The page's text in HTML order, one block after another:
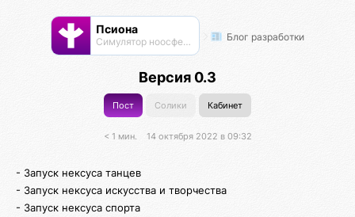
Псиона
Cимулятор ноосферы Блог разработки
Версия 0.3
Пост Солики Кабинет
< 1 мин. 14 октября 2022 в 09:32
- Запуск нексуса танцев
- Запуск нексуса искусства и творчества
- Запуск нексуса спорта